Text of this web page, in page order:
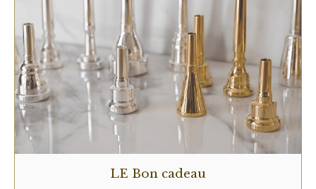
LE Bon cadeau